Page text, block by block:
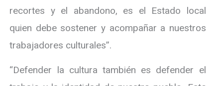
recortes y el abandono, es el Estado local
quien debe sostener y acompañar a nuestros
trabajadores culturales”.
“Defender la cultura también es defender el